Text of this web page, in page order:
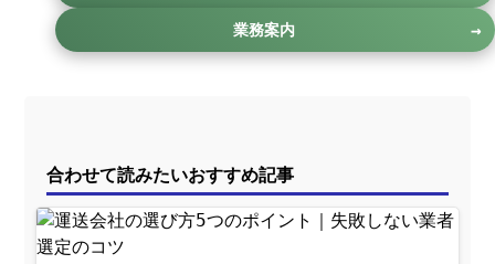
業務案内
合わせて読みたいおすすめ記事